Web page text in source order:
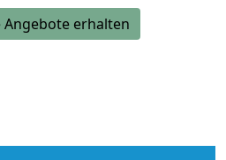
Angebote erhalten